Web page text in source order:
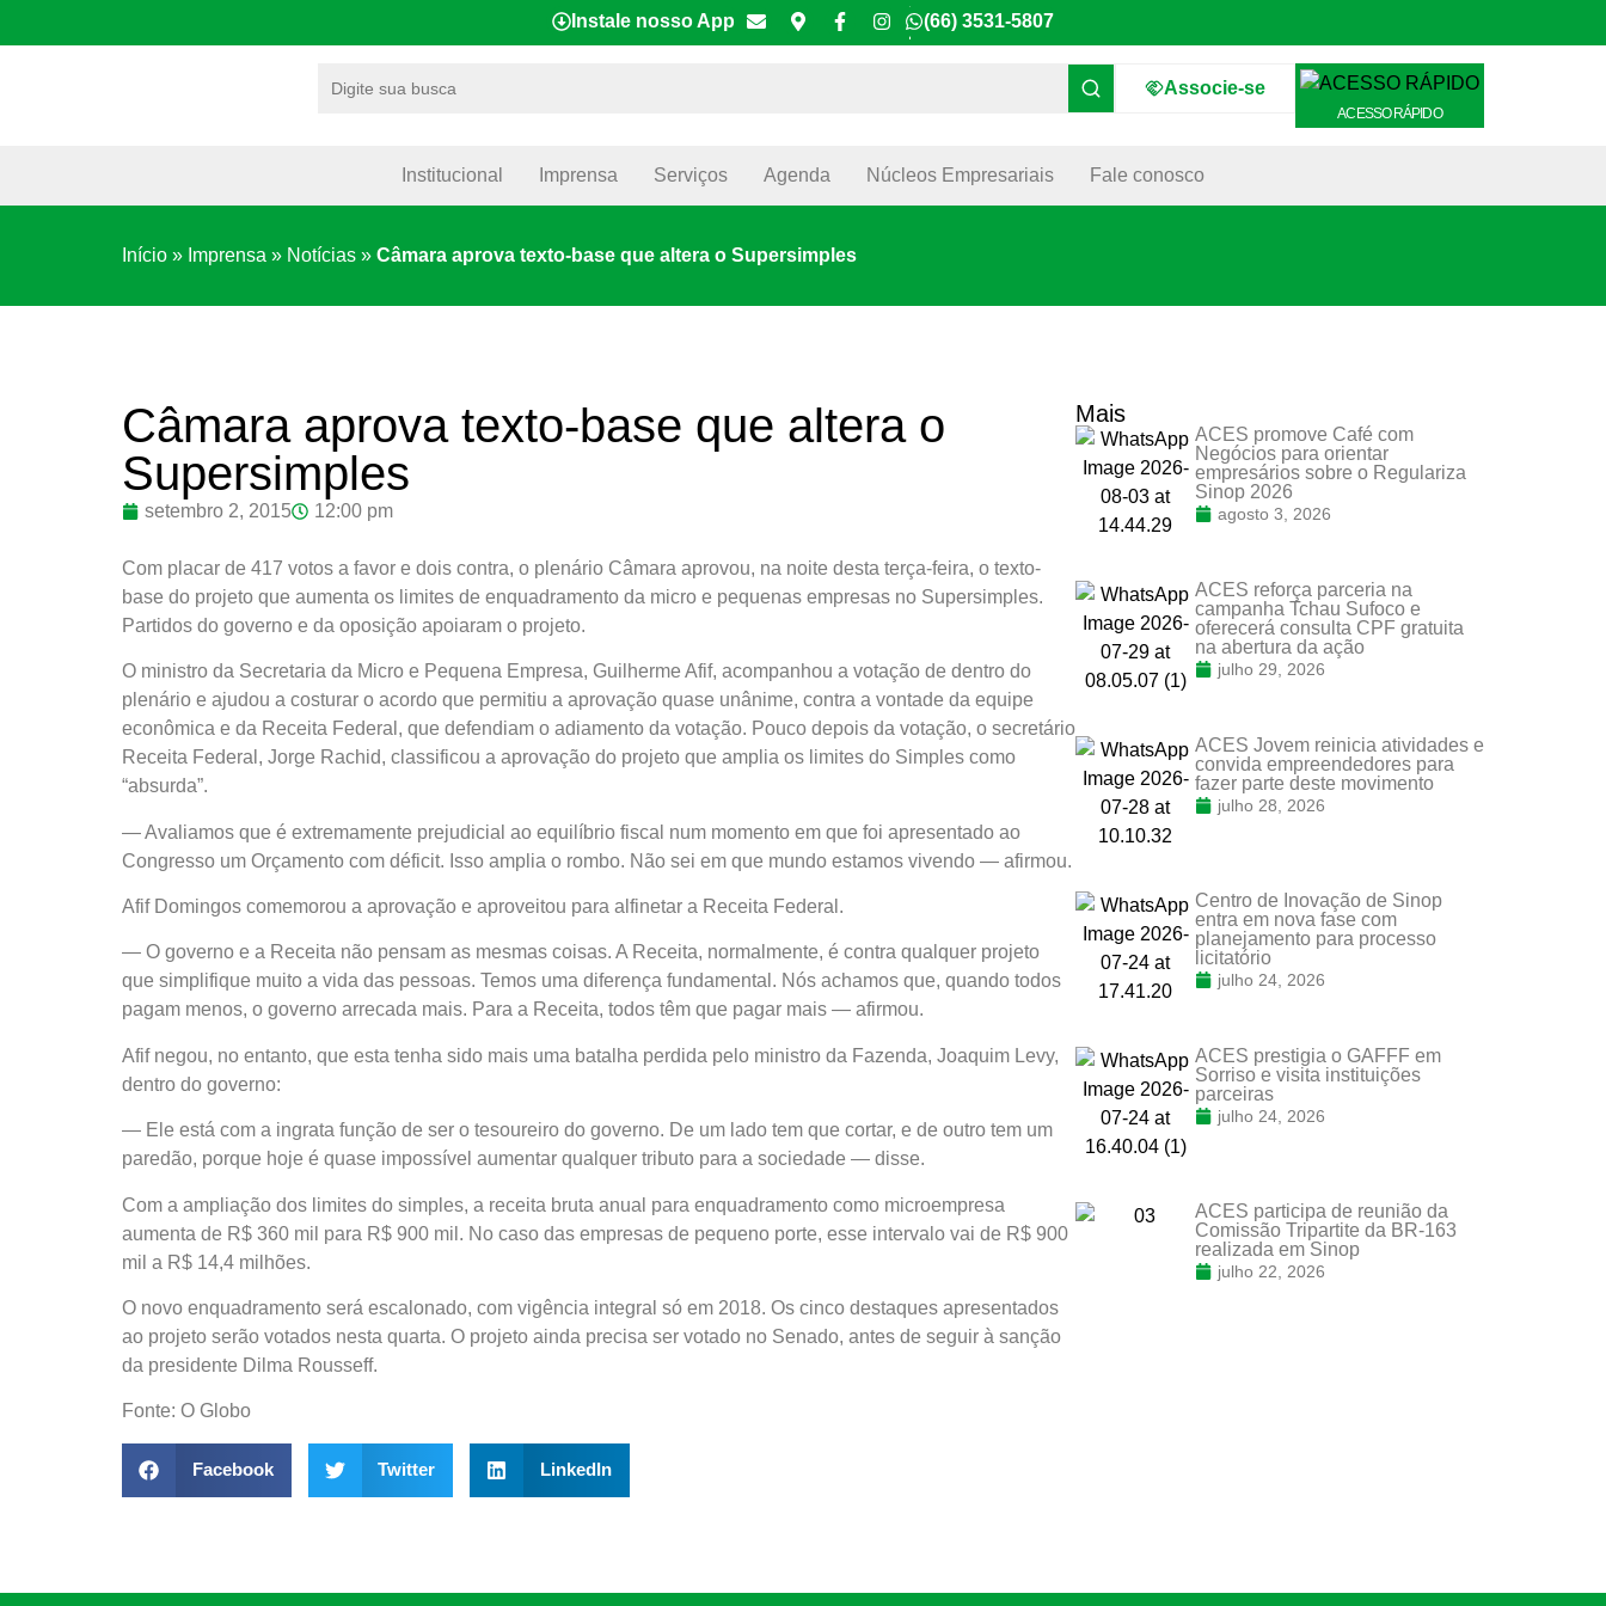
Instale nosso App (66) 3531-5807
Associe-se
ACESSO RÁPIDO
Institucional Imprensa Serviços Agenda Núcleos Empresariais Fale conosco
Início » Imprensa » Notícias » Câmara aprova texto-base que altera o Supersimples
Câmara aprova texto-base que altera o
Supersimples
setembro 2, 2015 12:00 pm
Com placar de 417 votos a favor e dois contra, o plenário Câmara aprovou, na noite desta terça-feira, o texto-
base do projeto que aumenta os limites de enquadramento da micro e pequenas empresas no Supersimples.
Partidos do governo e da oposição apoiaram o projeto.
O ministro da Secretaria da Micro e Pequena Empresa, Guilherme Afif, acompanhou a votação de dentro do
plenário e ajudou a costurar o acordo que permitiu a aprovação quase unânime, contra a vontade da equipe
econômica e da Receita Federal, que defendiam o adiamento da votação. Pouco depois da votação, o secretário
Receita Federal, Jorge Rachid, classificou a aprovação do projeto que amplia os limites do Simples como
“absurda”.
— Avaliamos que é extremamente prejudicial ao equilíbrio fiscal num momento em que foi apresentado ao
Congresso um Orçamento com déficit. Isso amplia o rombo. Não sei em que mundo estamos vivendo — afirmou.
Afif Domingos comemorou a aprovação e aproveitou para alfinetar a Receita Federal.
— O governo e a Receita não pensam as mesmas coisas. A Receita, normalmente, é contra qualquer projeto
que simplifique muito a vida das pessoas. Temos uma diferença fundamental. Nós achamos que, quando todos
pagam menos, o governo arrecada mais. Para a Receita, todos têm que pagar mais — afirmou.
Afif negou, no entanto, que esta tenha sido mais uma batalha perdida pelo ministro da Fazenda, Joaquim Levy,
dentro do governo:
— Ele está com a ingrata função de ser o tesoureiro do governo. De um lado tem que cortar, e de outro tem um
paredão, porque hoje é quase impossível aumentar qualquer tributo para a sociedade — disse.
Com a ampliação dos limites do simples, a receita bruta anual para enquadramento como microempresa
aumenta de R$ 360 mil para R$ 900 mil. No caso das empresas de pequeno porte, esse intervalo vai de R$ 900
mil a R$ 14,4 milhões.
O novo enquadramento será escalonado, com vigência integral só em 2018. Os cinco destaques apresentados
ao projeto serão votados nesta quarta. O projeto ainda precisa ser votado no Senado, antes de seguir à sanção
da presidente Dilma Rousseff.
Fonte: O Globo
Facebook Twitter LinkedIn
Mais
ACES promove Café com
Negócios para orientar
empresários sobre o Regulariza
Sinop 2026
agosto 3, 2026
ACES reforça parceria na
campanha Tchau Sufoco e
oferecerá consulta CPF gratuita
na abertura da ação
julho 29, 2026
ACES Jovem reinicia atividades e
convida empreendedores para
fazer parte deste movimento
julho 28, 2026
Centro de Inovação de Sinop
entra em nova fase com
planejamento para processo
licitatório
julho 24, 2026
ACES prestigia o GAFFF em
Sorriso e visita instituições
parceiras
julho 24, 2026
ACES participa de reunião da
Comissão Tripartite da BR-163
realizada em Sinop
julho 22, 2026